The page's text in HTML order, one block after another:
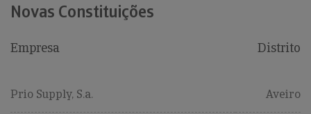
Novas Constituições
Empresa Distrito
Prio Supply, S.a. Aveiro